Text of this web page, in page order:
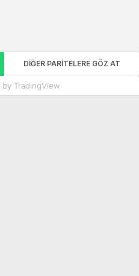
DIĞER PARITELERE GÖZ AT
by TradingView